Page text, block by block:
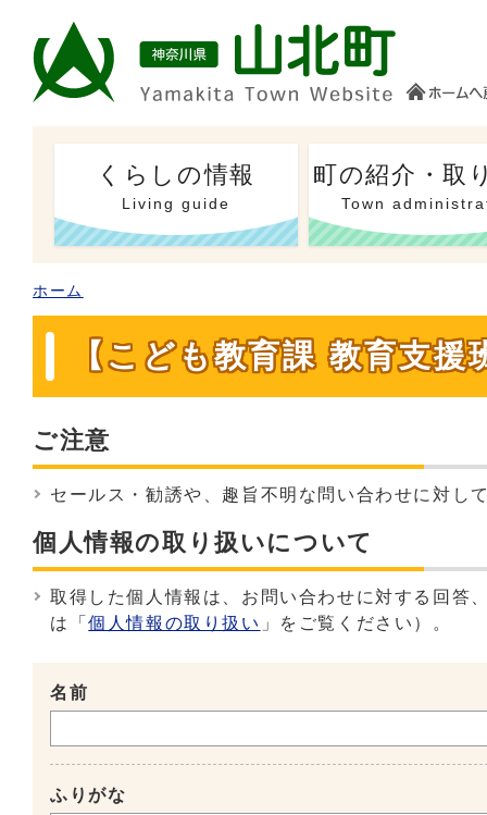
くらしの情報
Living guide
町の紹介・取
Town
ホーム
【こども教育課 教育支
ご注意
セールス・勧誘や、趣旨不明な問い合わせに対し
個人情報の取り扱いについて
取得した個人情報は、お問い合わせに対する回答
は「個人情報の取り扱い 」をご覧ください）。
名前
ふりがな